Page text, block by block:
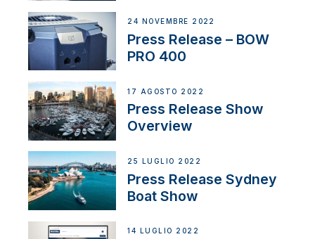
24 NOVEMBRE 2022
Press Release – BOW
PRO 400
17 AGOSTO 2022
Press Release Show
Overview
25 LUGLIO 2022
Press Release Sydney
Boat Show
14 LUGLIO 2022